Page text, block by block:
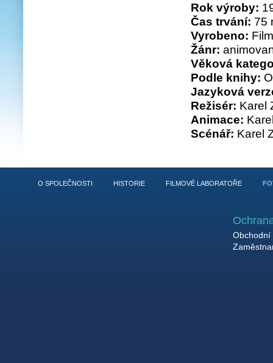
Rok výroby:
Čas trvání: 75
Vyrobeno:
Žánr:
Věková
Podle knihy:
Jazyková
Režisér: Karel
Animace:
Scénář: Karel
O SPOLEČNOSTI HISTORIE FILMOVÉ LABORATOŘE
Obchodní